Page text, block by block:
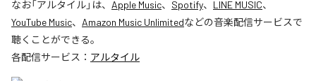
なお「アルタイル」は、 Apple Music、 Spotify、 LINE MUSIC、
YouTube Music、 Amazon Music Unlimitedなどの音楽配信サービスで
聴くことができる。
各配信サービス： アルタイル